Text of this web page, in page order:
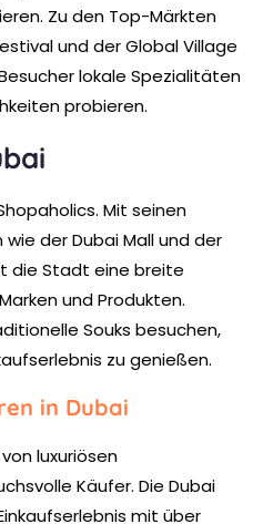
Zu den Top-Märkten
und der Global Village
lokale Spezialitäten
probieren.
Mit seinen
der Dubai Mall und der
die Stadt eine breite
und Produkten.
Souks besuchen,
zu genießen.
in Dubai
luxuriösen
Käufer. Die Dubai
mit über